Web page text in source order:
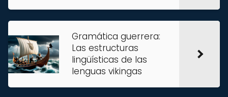
Gramática guerrera:
Las estructuras
lingüísticas de las
lenguas vikingas